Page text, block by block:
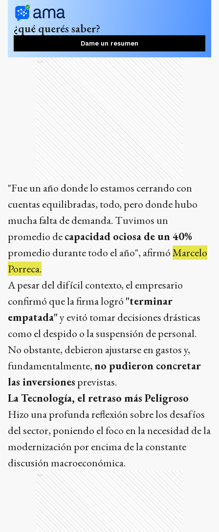
¿qué querés saber?
Dame un resumen
Ads
"Fue un año donde lo estamos cerrando con
cuentas equilibradas, todo, pero donde hubo
mucha falta de demanda. Tuvimos un
promedio decapacidad ociosa de un 40%
promedio durante todo el año", afirmóMarcelo
Porreca.
A pesar del difícil contexto, el empresario
confirmó que la firma logró "terminar
empatada"y evitó tomar decisiones drásticas
como el despido o la suspensión de personal.
No obstante, debieron ajustarse en gastos y,
fundamentalmente,no pudieron concretar
las inversiones previstas.
La Tecnología, el retraso más Peligroso
Hizo una profunda reflexión sobre los desafíos
del sector, poniendo el foco en la necesidad de la
modernización por encima de la constante
discusión macroeconómica.
Ads